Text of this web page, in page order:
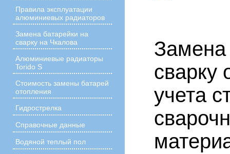
Правила эксплуатации
алюминиевых радиаторов
Замена батарейки на
сварку на Чкалова
Алюминиевые радиаторы
Torido S
Стоимость замены батарей
отопления
Гидрострелка
Справочные данные
Водяной теплый пол
Замена
сварку
учета